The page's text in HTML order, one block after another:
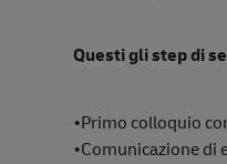
Questi gli step di
•Primo colloquio
•Comunicazione di